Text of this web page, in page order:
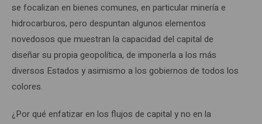
se focalizan en bienes comunes, en particular minería e
hidrocarburos, pero despuntan algunos elementos
novedosos que muestran la capacidad del capital de
diseñar su propia geopolítica, de imponerla a los más
diversos Estados y asimismo a los gobiernos de todos los
colores.
¿Por qué enfatizar en los flujos de capital y no en la